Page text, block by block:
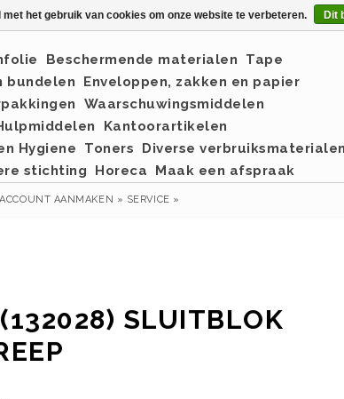
Beschermende materialen
Tape
bundelen
Enveloppen, zakken en papier
Waarschuwingsmiddelen
Kantoorartikelen
Hygiene
Toners
Diverse verbruiksmaterialen
stichting
Horeca Maak een afspraak
AANMAKEN » SERVICE »
SLUITBLOK
het gebruik van cookies om onze website te verbeteren. Dit